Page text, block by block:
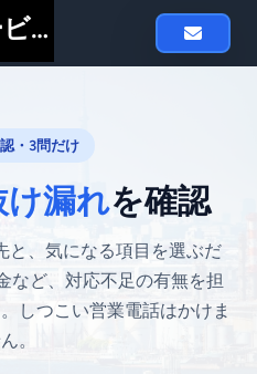
熱中症予防サービスheat119
・3問だけ
け漏れを確認
と、気になる項目を選ぶだ
など、対応不足の有無を担
しつこい営業電話はかけま
。